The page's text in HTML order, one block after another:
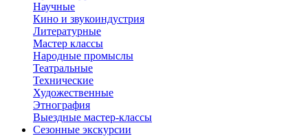
Научные
Кино и звукоиндустрия
Литературные
Мастер классы
Народные промыслы
Театральные
Технические
Художественные
Этнография
Выездные мастер-классы
Сезонные экскурсии